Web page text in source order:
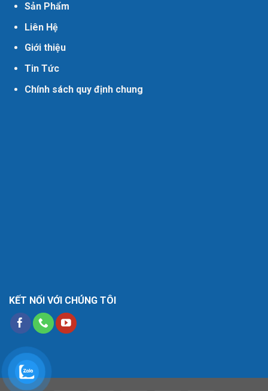
Sản Phẩm
Liên Hệ
Giới thiệu
Tin Tức
Chính sách quy định chung
KẾT NỐI VỚI CHÚNG TÔI